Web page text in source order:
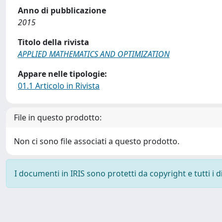
Anno di pubblicazione
2015
Titolo della rivista
APPLIED MATHEMATICS AND OPTIMIZATION
Appare nelle tipologie:
01.1 Articolo in Rivista
File in questo prodotto:
Non ci sono file associati a questo prodotto.
I documenti in IRIS sono protetti da copyright e tutti i